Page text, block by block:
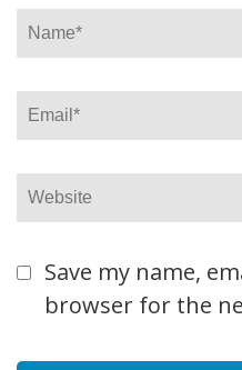
Name*
Email*
Website
Save my name,
browser for the